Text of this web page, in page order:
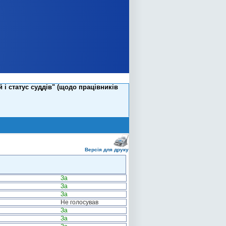
статус суддів" (щодо працівників
Версія для друку
За
За
За
Не голосував
За
За